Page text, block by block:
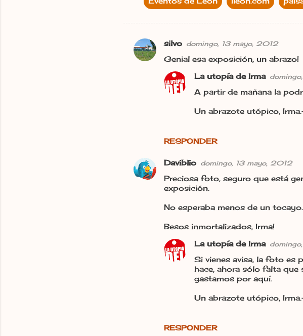
C
o
i
o
silvo domingo, 13 mayo, 2012
Genial esa exposición, un abrazo!
RESPONDER
La utopía de Irma
A partir de mañana la
Un abrazote utópico,
Daviblio domingo, 13 mayo, 2012
Preciosa foto, seguro que está
exposición.
No esperaba menos de un tocayo.
Besos inmortalizados, Irma!
RESPONDER
La utopía de Irma
Si vienes avisa, la foto es
hace, ahora sólo falta
gastamos por aquí.
Un abrazote utópico,